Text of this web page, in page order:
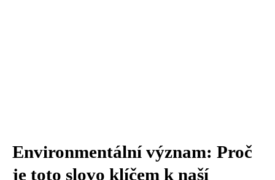
Environmentální význam: Proč
je toto slovo klíčem k naší